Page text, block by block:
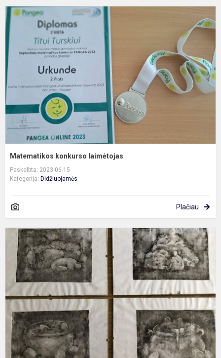
Matematikos konkurso laimėtojas
Paskelbta: 2023-06-15
Kategorija: Didžiuojamės
Plačiau